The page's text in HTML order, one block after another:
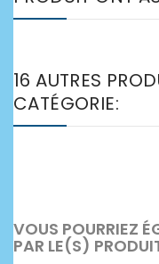
16 AUTRES
CATÉGORIE:
VOUS POURRIEZ
PAR LE(S)